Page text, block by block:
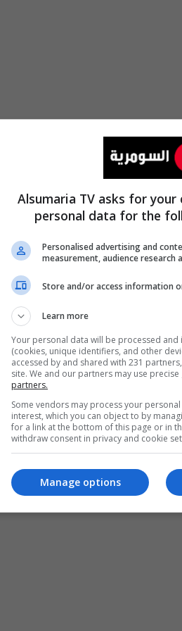
فالنسيا
الأخيرة بقميص برشلونة، حيث
بعطائه في كتالونيا.
العظماء، متفوقًا على أباطرة
إليكم القائمة:
Alsumaria TV asks for
personal data for the
Personalised advertising and
measurement, audience research
Store and/or access information
Learn more
Your personal data will be processed
(cookies, unique identifiers, and other
accessed by and shared with 231
site. We and our partners may use
partners.
Some vendors may process your
interest, which you can object to by
for a link at the bottom of this page or in
withdraw consent in privacy and cookie
Manage options